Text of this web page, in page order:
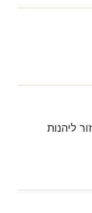
ליהנות